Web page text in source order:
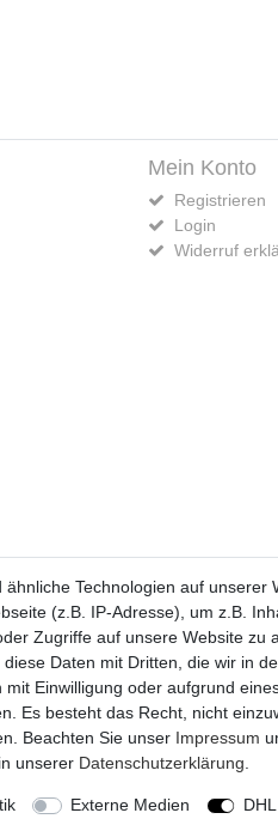
Mein Konto
Registrieren
Login
Widerruf
Widerrufs­recht
Technologien auf
(z.B. IP-Adresse), um z.B.
Zugriffe auf unsere Website
Daten mit Dritten, die wir in
Einwilligung oder aufgrund
Es besteht das Recht, nicht
Beachten Sie unser Impressum
unserer Daten­schutz­erklärung
Externe Medien